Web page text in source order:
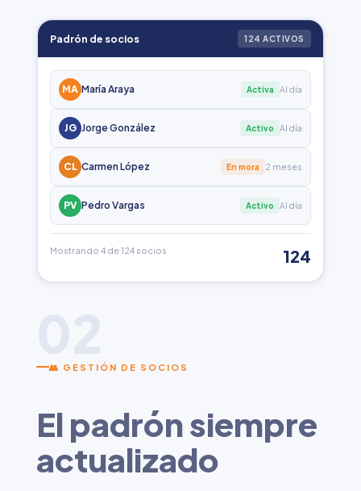
Padrón de socios 124 ACTIVOS
MA María Araya Activa Al día
JG Jorge González Activo Al día
CL Carmen López En mora 2 meses
PV Pedro Vargas Activo Al día
Mostrando 4 de 124 socios 124
👥 GESTIÓN DE SOCIOS
El padrón siempre
actualizado